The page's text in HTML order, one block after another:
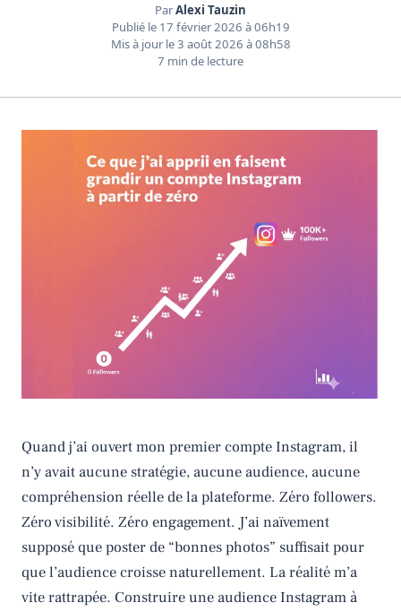
ParAlexi Tauzin
Publié le 17 février 2026 à 06h19
Mis à jour le3 août 2026 à 08h58
7 min de lecture
Quand j’ai ouvert mon premier compte Instagram, il
n’y avait aucune stratégie, aucune audience, aucune
compréhension réelle de la plateforme. Zéro followers.
Zéro visibilité. Zéro engagement. J’ai naïvement
supposé que poster de “bonnes photos” suffisait pour
que l’audience croisse naturellement. La réalité m’a
vite rattrapée. Construire une audience Instagram à